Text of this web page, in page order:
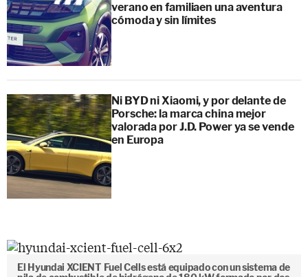
verano en familiaen una aventura
cómoda y sin límites
Ni BYD ni Xiaomi, y por delante de
Porsche: la marca china mejor
valorada por J.D. Power ya se vende
en Europa
El Hyundai XCIENT Fuel Cells está equipado con un sistema de